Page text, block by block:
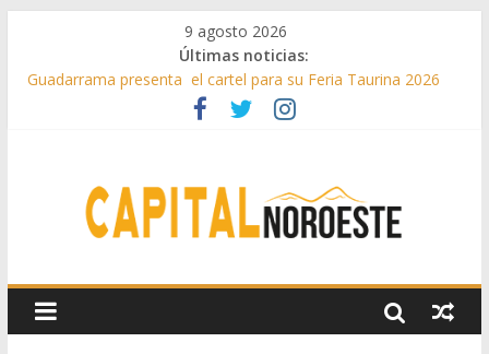
9 agosto 2026
Últimas noticias:
Guadarrama presenta el cartel para su Feria Taurina 2026
Hey Kid e Inazio en ‘La Gran Noche del Indie’ de las fiestas
Boadilla destinó más de 11 millones de euros a ayudas y
beneficios fiscales en 2025